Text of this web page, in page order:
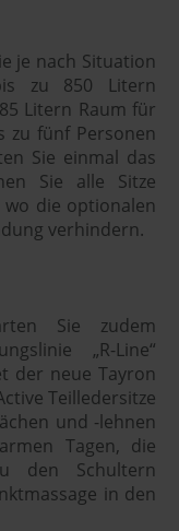
je nach Situation
zu 850 Litern
Litern Raum für
zu fünf Personen
Sie einmal das
Sie alle Sitze
die optionalen
verhindern.
Sie zudem
„R-Line“
der neue Tayron
Teilledersitze
und -lehnen
Tagen, die
den Schultern
in den